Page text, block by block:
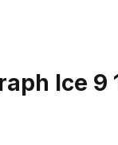
Ice 9